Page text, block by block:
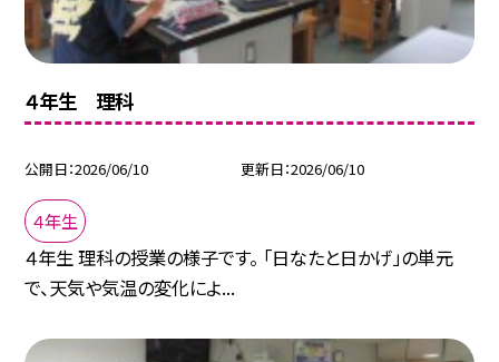
４年生 理科
公開日 2026/06/10 更新日 2026/06/10
４年生
４年生 理科の授業の様子です。 「日なたと日かげ」の単元
で、天気や気温の変化によ...